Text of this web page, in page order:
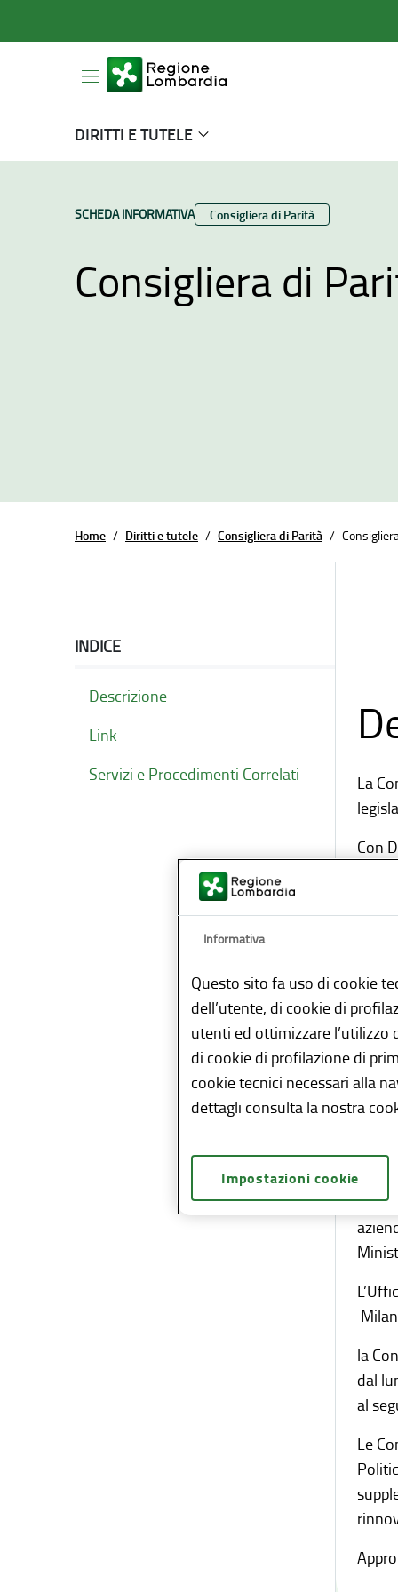
DIRITTI E TUTELE
TIPO CONTENUTO:
SCHEDA INFORMATIVA Categoria:
Consigliera di Parità
Consigliera di
Home / Diritti e tutele / Consigliera di Parità /
INDICE
Descrizione
Link
Servizi e Procedimenti Correlati
La
Con
Le
agire
La
e
Alla
la
dal
al
Le
Informativa
Questo sito fa uso di cookie
dell’utente, di cookie di
utenti ed ottimizzare l’utilizzo
di cookie di profilazione di
cookie tecnici necessari alla
dettagli consulta la nostra
Impostazioni cookie